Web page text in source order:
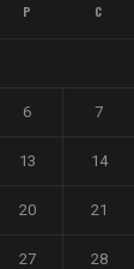
P C
6 7
13 14
20 21
27 28